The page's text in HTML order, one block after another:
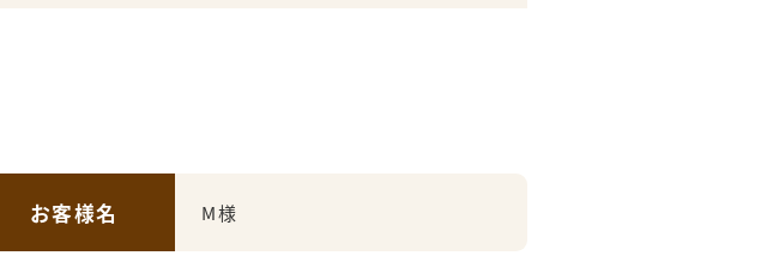
お客様名 M様